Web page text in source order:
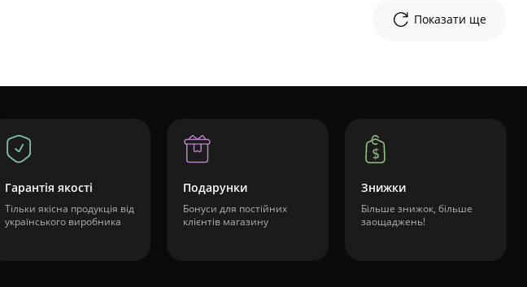
Показати ще
Гарантія якості
Тільки якісна продукція від
українського виробника
Подарунки
Бонуси для постійних
клієнтів магазину
Знижки
Більше знижок, більше
заощаджень!